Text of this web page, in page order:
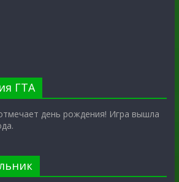
ГТА
день рождения! Игра вышла